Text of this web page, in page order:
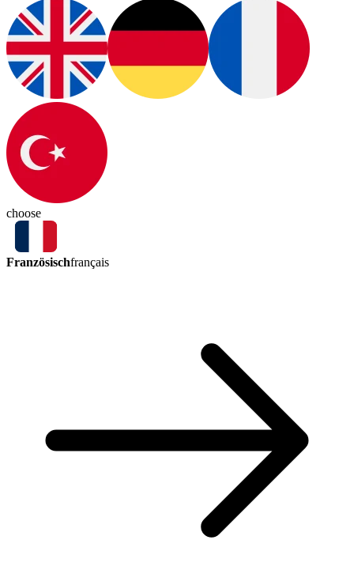
choose
Französischfrançais